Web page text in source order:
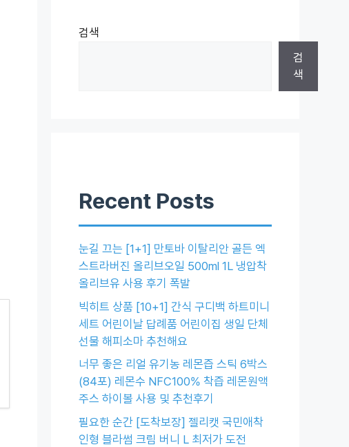
검색
검
색
Recent Posts
눈길 끄는 [1+1] 만토바 이탈리안 골든 엑
스트라버진 올리브오일 500ml 1L 냉압착
올리브유 사용 후기 폭발
빅히트 상품 [10+1] 간식 구디백 하트미니
세트 어린이날 답례품 어린이집 생일 단체
선물 해피소마 추천해요
너무 좋은 리얼 유기농 레몬즙 스틱 6박스
(84포) 레몬수 NFC100% 착즙 레몬원액
주스 하이볼 사용 및 추천후기
필요한 순간 [도착보장] 젤리캣 국민애착
인형 블라썸 크림 버니 L 최저가 도전